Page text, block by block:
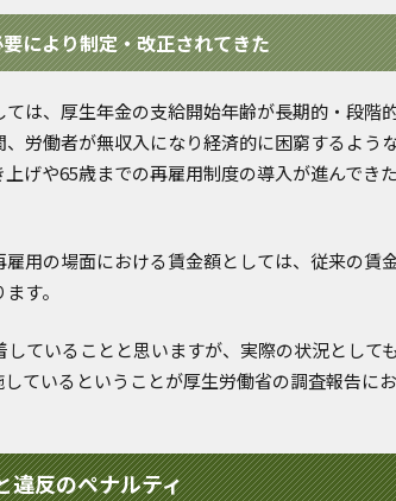
により制定・改正されてきた
は、厚生年金の支給開始年齢が長期的・段階
労働者が無収入になり経済的に困窮するよう
げや65歳までの再雇用制度の導入が進んでき
用の場面における賃金額としては、従来の賃
す。
ていることと思いますが、実際の状況として
ているということが厚生労働省の調査報告に
反のペナルティ